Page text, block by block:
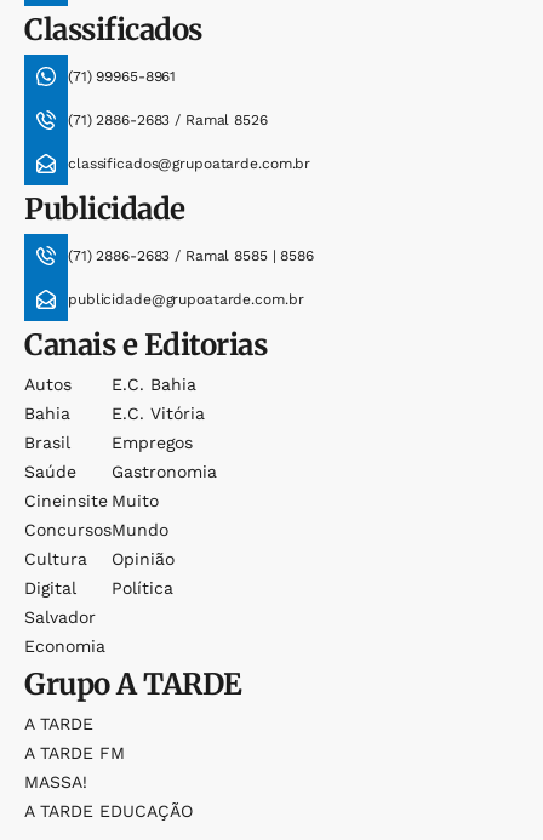
Classificados
(71) 99965-8961
(71) 2886-2683 / Ramal 8526
classificados@grupoatarde.com.br
Publicidade
(71) 2886-2683 / Ramal 8585 | 8586
publicidade@grupoatarde.com.br
Canais e Editorias
Autos
Bahia
Brasil
Saúde
Cineinsite
Concursos
Cultura
Digital
Salvador
Economia
E.c. Bahia
E.c. Vitória
Empregos
Gastronomia
Muito
Mundo
Opinião
Política
GrupoA TARDE
A TARDE
A TARDE FM
MASSA!
A TARDE EDUCAÇÃO